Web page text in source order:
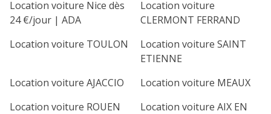
Location voiture Nice dès
24 €/jour | ADA
Location voiture
CLERMONT FERRAND
Location voiture TOULON
Location voiture SAINT
ETIENNE
Location voiture AJACCIO
Location voiture MEAUX
Location voiture ROUEN
Location voiture AIX EN